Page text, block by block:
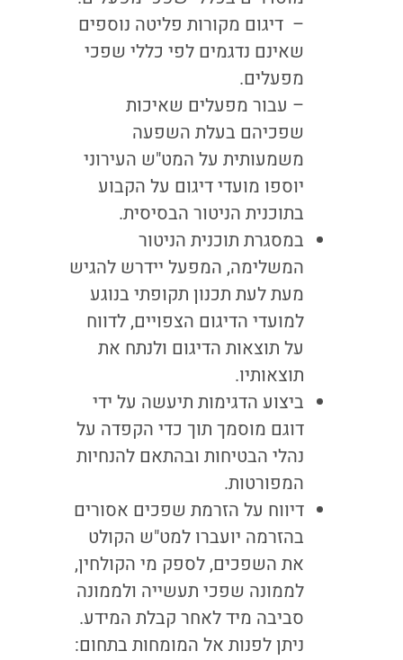
– דיגום מקורות פליטה נוספים
שאינם נדגמים לפי כללי שפכי
מפעלים.
– עבור מפעלים שאיכות
שפכיהם בעלת השפעה
משמעותית על המט"ש העירוני
יוספו מועדי דיגום על הקבוע
בתוכנית הניטור הבסיסית.
במסגרת תוכנית הניטור
המשלימה, המפעל יידרש להגיש
מעת לעת תכנון תקופתי בנוגע
למועדי הדיגום הצפויים, לדווח
על תוצאות הדיגום ולנתח את
תוצאותיו.
ביצוע הדגימות תיעשה על ידי
דוגם מוסמך תוך כדי הקפדה על
נהלי הבטיחות ובהתאם להנחיות
המפורטות.
דיווח על הזרמת שפכים אסורים
בהזרמה יועברו למט"ש הקולט
את השפכים, לספק מי הקולחין,
לממונה שפכי תעשייה ולממונה
סביבה מיד לאחר קבלת המידע.
ניתן לפנות אל המומחות בתחום: